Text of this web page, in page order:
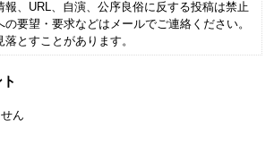
報、URL、自演、公序良俗に反する投稿は禁止
要望・要求などはメールでご連絡ください。
とすことがあります。
ん